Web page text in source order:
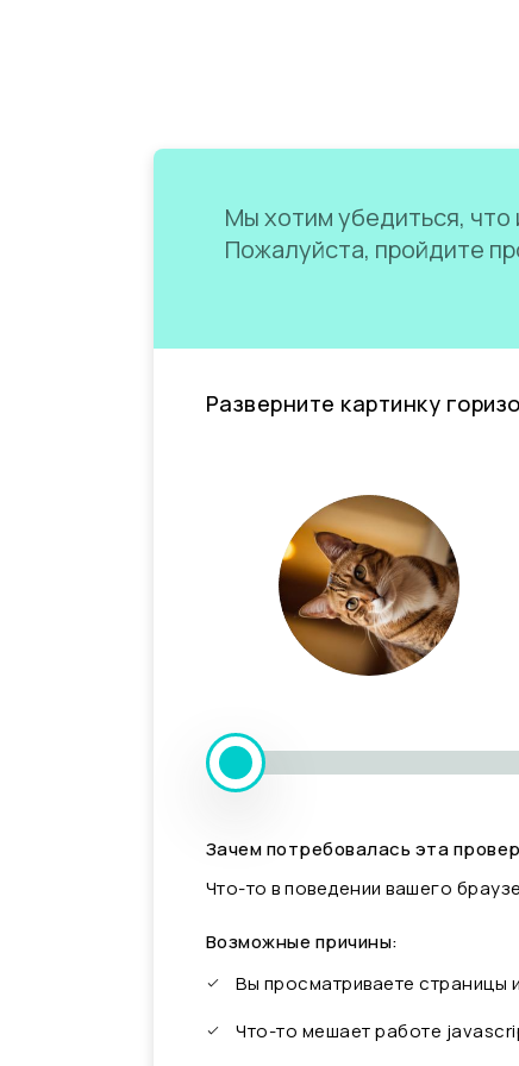
Мы хотим убедиться,
Пожалуйста, пройдите
Разверните картинку
Зачем потребовалась эта
Что-то в поведении вашего
Возможные причины:
Вы просматриваете
Что-то мешает работе